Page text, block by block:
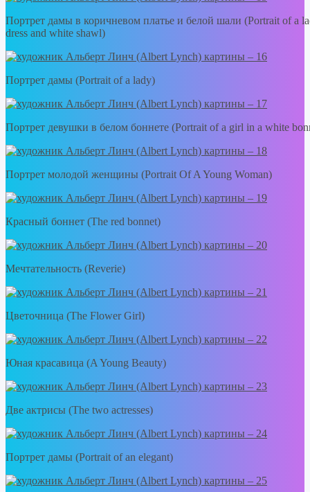
Портрет дамы в коричневом платье и белой шали (Portrait of a
dress and white shawl)
Портрет дамы (Portrait of a lady)
Портрет девушки в белом боннете (Portrait of a girl in a white
Портрет молодой женщины (Portrait Of A Young Woman)
Красный боннет (The red bonnet)
Мечтательность (Reverie)
Цветочница (The Flower Girl)
Юная красавица (A Young Beauty)
Две актрисы (The two actresses)
Портрет дамы (Portrait of an elegant)